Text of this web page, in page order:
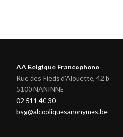
AA Belgique Francophone
Rue des Pieds d'Alouette, 42 b
5100 NANINNE
02 511 40 30
bsg@alcooliquesanonymes.be